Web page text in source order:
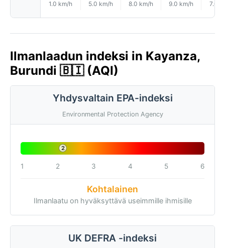
1.0 km/h 5.0 km/h 8.0 km/h 9.0 km/h 7.0
Ilmanlaadun indeksi in Kayanza,
Burundi 🇧🇮 (AQI)
Yhdysvaltain EPA-indeksi
Environmental Protection Agency
2
1 2 3 4 5 6
Kohtalainen
Ilmanlaatu on hyväksyttävä useimmille ihmisille
UK DEFRA -indeksi